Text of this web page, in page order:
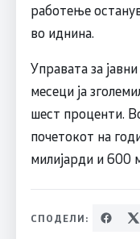
работење
во иднина.
Управата за
месеци ја
шест проценти.
почетокот на
милијарди и 600
СПОДЕЛИ: